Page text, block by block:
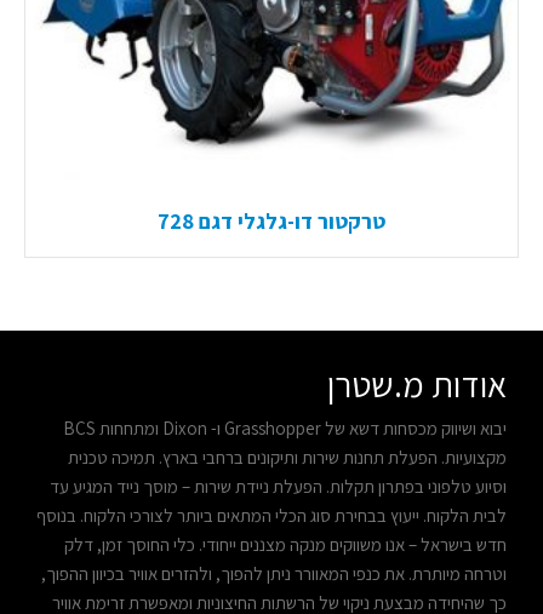
טרקטור דו-גלגלי דגם 728
אודות מ.שטרן
יבוא ושיווק מכסחות דשא של Grasshopper ו- Dixon ומתחחות BCS
מקצועיות. הפעלת תחנות שירות ותיקונים ברחבי בארץ. תמיכה טכנית
וסיוע טלפוני בפתרון תקלות. הפעלת ניידת שירות – מוסך נייד המגיע עד
לבית הלקוח. ייעוץ בבחירת סוג הכלי המתאים ביותר לצורכי הלקוח. בנוסף
חדש בישראל – אנו משווקים מנקה מצננים ייחודי. כלי החוסך זמן, דלק
וטרחה מיותרת. את כנפי המאוורר ניתן להפוך, ולהזרים אוויר בכיוון ההפוך,
כך שהיחידה מבצעת ניקוי של הרשתות החיצוניות ומאפשרת זרימת אוויר